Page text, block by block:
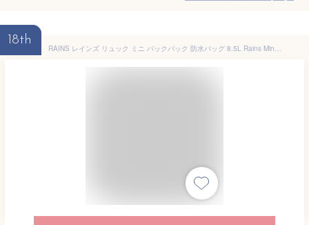
18th
RAINS レインズ リュック ミニ バックパック 防水バッグ 8.5L Rains Mini Backpack